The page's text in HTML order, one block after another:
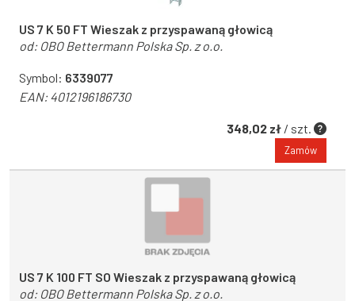
US 7 K 50 FT Wieszak z przyspawaną głowicą
od: OBO Bettermann Polska Sp. z o.o.
Symbol: 6339077
EAN:4012196186730
348,02 zł / szt.
Zamów
US 7 K 100 FT SO Wieszak z przyspawaną głowicą
od: OBO Bettermann Polska Sp. z o.o.